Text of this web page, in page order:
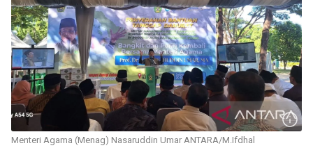
Menteri Agama (Menag) Nasaruddin Umar ANTARA/M.Ifdhal